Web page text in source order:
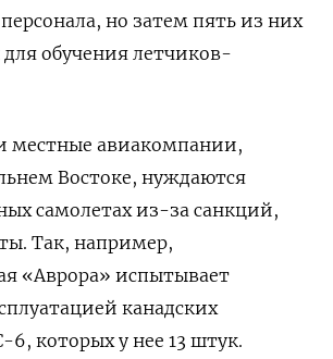
но затем пять из них
обучения летчиков-
местные авиакомпании,
Востоке, нуждаются
самолетах из-за санкций,
Так, например,
«Аврора» испытывает
канадских
6, которых у нее 13 штук.